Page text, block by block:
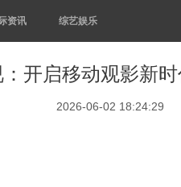
资讯 综艺娱乐
开启移动观影新
2026-06-02 18:24:29